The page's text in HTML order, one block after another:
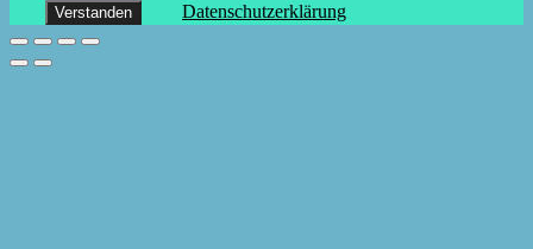
Verstanden Datenschutzerklärung